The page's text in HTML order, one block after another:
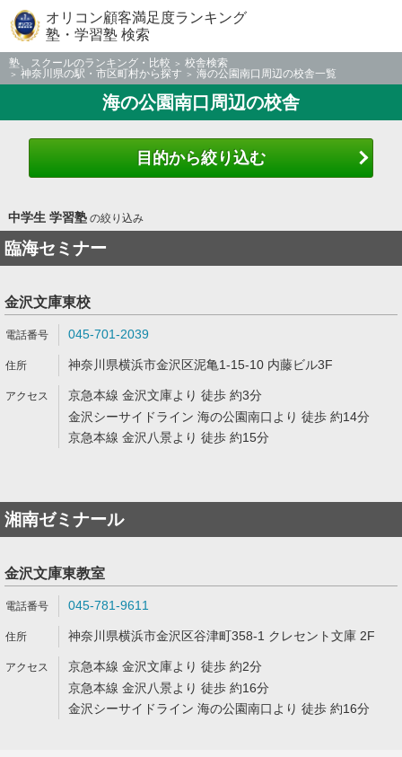
オリコン顧客満足度ランキング
塾・学習塾 検索
塾、スクールのランキング・比較
校舎検索
神奈川県の駅・市区町村から探す
海の公園南口周辺の校舎一覧
海の公園南口周辺の校舎
目的から絞り込む
中学生 学習塾の絞り込み
臨海セミナー
金沢文庫東校
045-701-2039
神奈川県横浜市金沢区泥亀1-15-10 内藤ビル3F
京急本線 金沢文庫より 徒歩 約3分
金沢シーサイドライン 海の公園南口より 徒歩 約14分
京急本線 金沢八景より 徒歩 約15分
湘南ゼミナール
金沢文庫東教室
045-781-9611
神奈川県横浜市金沢区谷津町358-1 クレセント文庫 2F
京急本線 金沢文庫より 徒歩 約2分
京急本線 金沢八景より 徒歩 約16分
金沢シーサイドライン 海の公園南口より 徒歩 約16分